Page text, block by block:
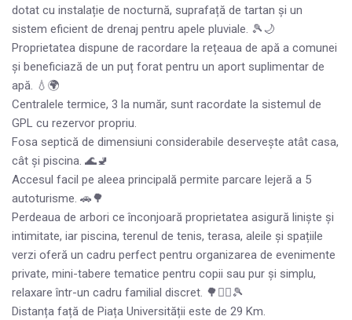
dotat cu instalație de nocturnă, suprafață de tartan și un
sistem eficient de drenaj pentru apele pluviale. 🎾🌙
Proprietatea dispune de racordare la rețeaua de apă a comunei
și beneficiază de un puț forat pentru un aport suplimentar de
apă. 💧🌍
Centralele termice, 3 la număr, sunt racordate la sistemul de
GPL cu rezervor propriu.
Fosa septică de dimensiuni considerabile deservește atât casa,
cât și piscina. 🌊🚽
Accesul facil pe aleea principală permite parcare lejeră a 5
autoturisme. 🚗🌳
Perdeaua de arbori ce înconjoară proprietatea asigură liniște și
intimitate, iar piscina, terenul de tenis, terasa, aleile și spațiile
verzi oferă un cadru perfect pentru organizarea de evenimente
private, mini-tabere tematice pentru copii sau pur și simplu,
relaxare într-un cadru familial discret. 🌳🏊‍♀️🎾
Distanța față de Piața Universității este de 29 Km.